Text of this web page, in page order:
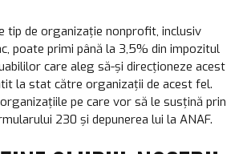
tip de organizație nonprofit, inclusiv
poate primi până la 3,5% din impozitul
care aleg să-și direcționeze acest
la stat către organizații de acest fel.
pe care vor să le susțină prin
230 și depunerea lui la ANAF.